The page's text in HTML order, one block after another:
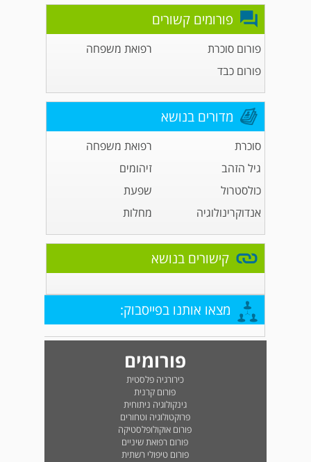
פורומים קשורים
פורום סוכרת
רפואת משפחה
פורום כבד
מדורים בנושא
סוכרת
רפואת משפחה
גיל הזהב
זיהומים
כולסטרול
שפעת
אנדוקרינולוגיה
מחלות
קישורים בנושא
מצאו אותנו בפייסבוק:
פורומים
כירורגיה פלסטית
פורום קרנית
גינקולוגיה ניתוחית
פרוקטולוגיה וטחורים
פורום אוקולופלסטיקה
פורום רפואת שיניים
פורום טיפולי רשתית